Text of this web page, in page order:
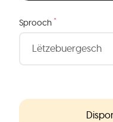
Sprooch *